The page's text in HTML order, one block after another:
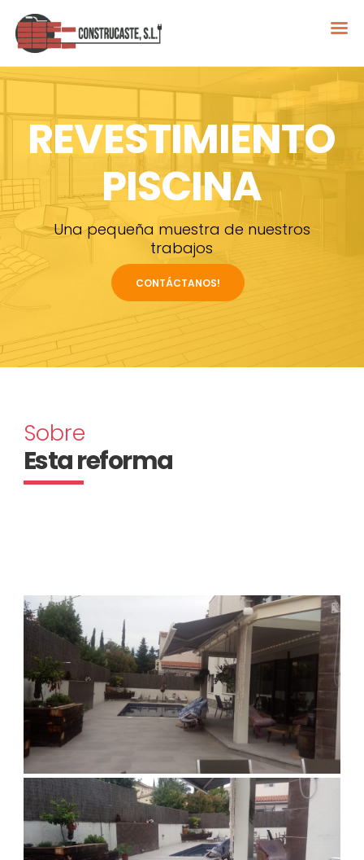
REVESTIMIENTO
PISCINA
Una pequeña muestra de nuestros
trabajos
CONTÁCTANOS!
Sobre
Esta reforma